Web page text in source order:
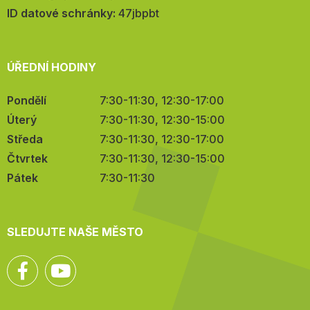
mail:
ID datové schránky: 47jbpbt
ÚŘEDNÍ HODINY
Pondělí
7:30-11:30, 12:30-17:00
Úterý
7:30-11:30, 12:30-15:00
Středa
7:30-11:30, 12:30-17:00
Čtvrtek
7:30-11:30, 12:30-15:00
Pátek
7:30-11:30
SLEDUJTE NAŠE MĚSTO
Facebook